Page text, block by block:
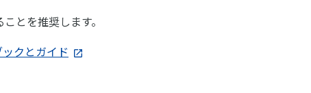
とを推奨します。
クとガイド